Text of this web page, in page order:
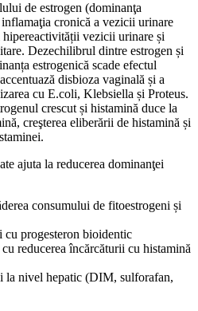
de estrogen (dominanţa
cronică a vezicii urinare
vezicii urinare și
Dezechilibrul dintre estrogen și
estrogenică scade efectul
disbioza vaginală și a
cu E.coli, Klebsiella și Proteus.
crescut și histamină duce la
creşterea eliberării de histamină și
ajuta la reducerea dominanţei
consumului de fitoestrogeni și
cu progesteron bioidentic
reducerea încărcăturii cu histamină
la nivel hepatic (DIM, sulforafan,